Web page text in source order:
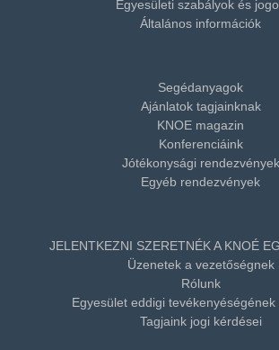
Egyesületi szabályok és
Általános információk
Segédanyagok
Ajánlatok tagjainknak
KNOE magazin
Konferenciáink
Jótékonysági rendezvények
Egyéb rendezvények
JELENTKEZNI SZERETNÉK A KNOÉ
Üzenetek a vezetőségnek
Rólunk
Egyesület eddigi tevékenyéségének
Tagjaink jogi kérdései